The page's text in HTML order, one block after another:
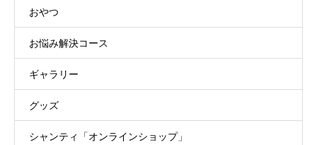
おやつ
お悩み解決コース
ギャラリー
グッズ
シャンティ「オンラインショップ」